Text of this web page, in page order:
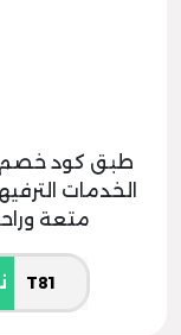
الخدمات
متعة وراحة